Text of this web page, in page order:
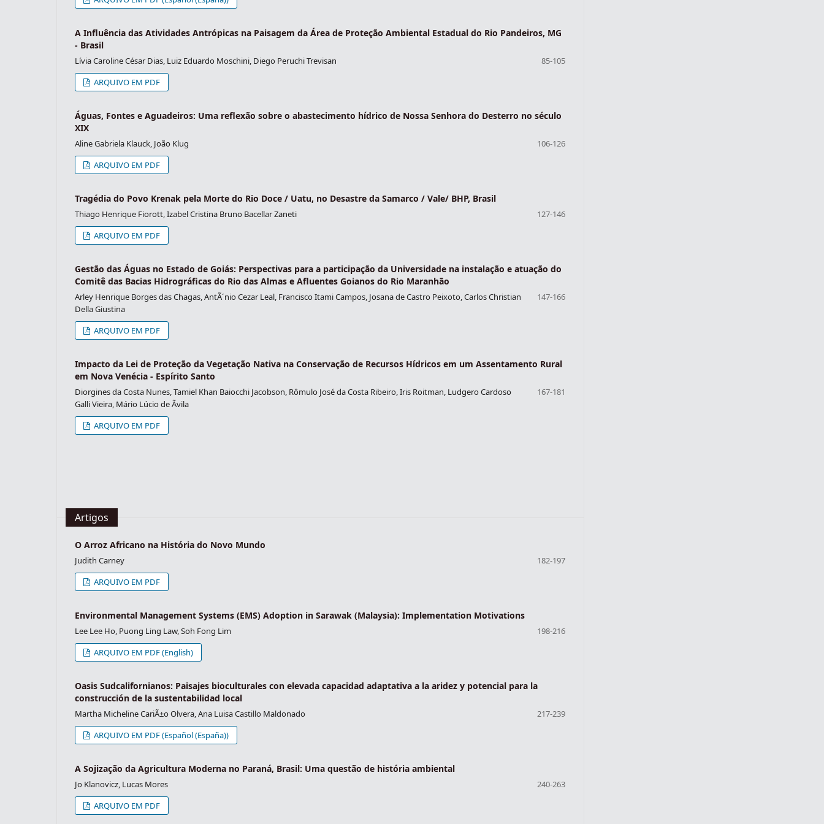
A Influência das Atividades Antrópicas na Paisagem da Área de Proteção Ambiental Estadual do Rio Pandeiros, MG
- Brasil
Lívia Caroline César Dias, Luiz Eduardo Moschini, Diego Peruchi Trevisan
85-105
ARQUIVO EM PDF
Águas, Fontes e Aguadeiros: Uma reflexão sobre o abastecimento hídrico de Nossa Senhora do Desterro no século
XIX
Aline Gabriela Klauck, João Klug
106-126
ARQUIVO EM PDF
Tragédia do Povo Krenak pela Morte do Rio Doce / Uatu, no Desastre da Samarco / Vale/ BHP, Brasil
Thiago Henrique Fiorott, Izabel Cristina Bruno Bacellar Zaneti
127-146
ARQUIVO EM PDF
Gestão das Águas no Estado de Goiás: Perspectivas para a participação da Universidade na instalação e atuação do
Comitê das Bacias Hidrográficas do Rio das Almas e Afluentes Goianos do Rio Maranhão
Arley Henrique Borges das Chagas, AntÃ´nio Cezar Leal, Francisco Itami Campos, Josana de Castro Peixoto, Carlos Christian
Della Giustina
147-166
ARQUIVO EM PDF
Impacto da Lei de Proteção da Vegetação Nativa na Conservação de Recursos Hídricos em um Assentamento Rural
em Nova Venécia - Espírito Santo
Diorgines da Costa Nunes, Tamiel Khan Baiocchi Jacobson, Rômulo José da Costa Ribeiro, Iris Roitman, Ludgero Cardoso
Galli Vieira, Mário Lúcio de Ãvila
167-181
ARQUIVO EM PDF
Artigos
O Arroz Africano na História do Novo Mundo
Judith Carney
182-197
ARQUIVO EM PDF
Environmental Management Systems (EMS) Adoption in Sarawak (Malaysia): Implementation Motivations
Lee Lee Ho, Puong Ling Law, Soh Fong Lim
198-216
ARQUIVO EM PDF (English)
Oasis Sudcalifornianos: Paisajes bioculturales con elevada capacidad adaptativa a la aridez y potencial para la
construcción de la sustentabilidad local
Martha Micheline CariÃ±o Olvera, Ana Luisa Castillo Maldonado
217-239
ARQUIVO EM PDF (Español (España))
A Sojização da Agricultura Moderna no Paraná, Brasil: Uma questão de história ambiental
Jo Klanovicz, Lucas Mores
240-263
ARQUIVO EM PDF